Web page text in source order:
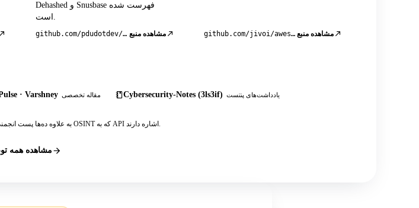
Dehashed و Snusbase فهرست شده
است.
github.com/pdudotdev/ofm مشاهده منبع github.com/jivoi/awesome-osint مشاهده منبع
· Varshney مقاله تخصصی Cybersecurity-Notes (3ls3if) یادداشت‌های پنتست
به علاوه ده‌ها پست انجمنی، آموزش‌ها و یادداشت‌های تست نفوذ OSINT که به API اشاره دارند.
مشاهده همه